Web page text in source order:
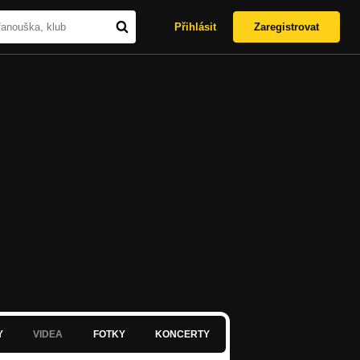
Přihlásit Zaregistrovat
VIDEA FOTKY KONCERTY